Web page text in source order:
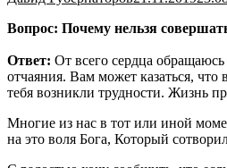
Вопрос: Почему нельзя
Ответ: От всего сердца
отчаяния. Вам может казаться,
тебя возникли трудности. Жизнь
Многие из нас в тот или иной
на это воля Бога, Который